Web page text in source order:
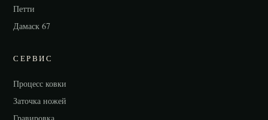
Петти
Дамаск 67
СЕРВИС
Процесс ковки
Заточка ножей